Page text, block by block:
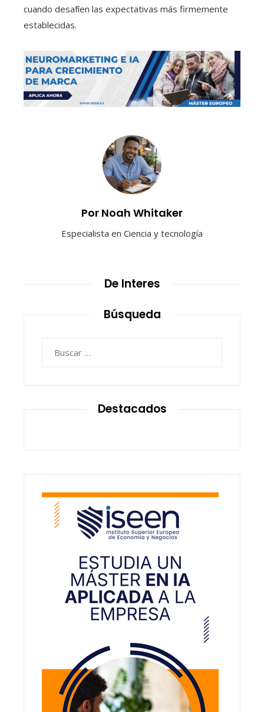
cuando desafíen las expectativas más firmemente
establecidas.
Por Noah Whitaker
Especialista en Ciencia y tecnología
De Interes
Búsqueda
Destacados